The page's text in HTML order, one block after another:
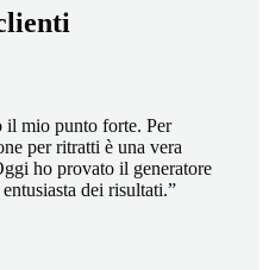
il mio punto forte. Per
per ritratti è una vera
ho provato il generatore
dei risultati.”